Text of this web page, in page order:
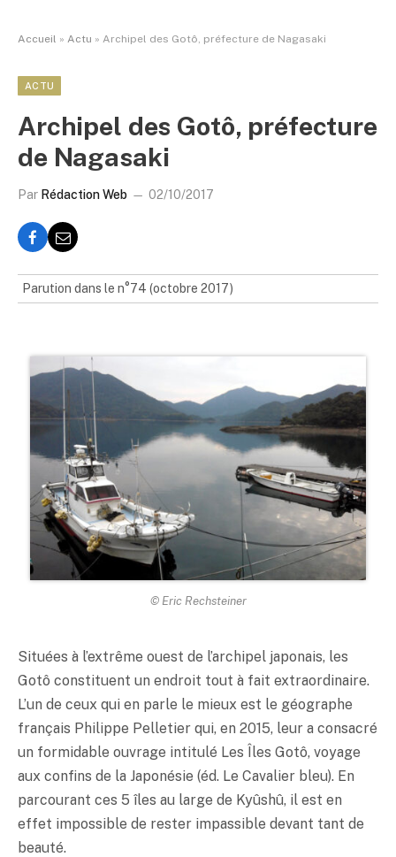
Accueil » Actu » Archipel des Gotô, préfecture de Nagasaki
ACTU
Archipel des Gotô, préfecture
de Nagasaki
Par Rédaction Web 02/10/2017
Parution dans le n°74 (octobre 2017)
© Eric Rechsteiner
Situées à l’extrême ouest de l’archipel japonais, les
Gotô constituent un endroit tout à fait extraordinaire.
L’un de ceux qui en parle le mieux est le géographe
français Philippe Pelletier qui, en 2015, leur a consacré
un formidable ouvrage intitulé Les Îles Gotô, voyage
aux confins de la Japonésie (éd. Le Cavalier bleu). En
parcourant ces 5 îles au large de Kyûshû, il est en
effet impossible de rester impassible devant tant de
beauté.